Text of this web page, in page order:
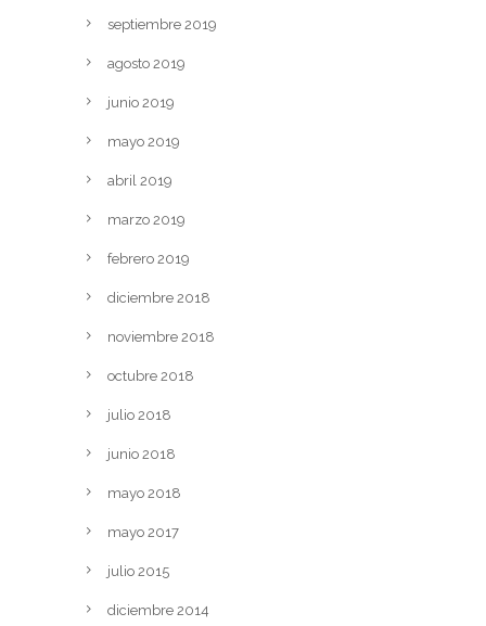
septiembre 2019
agosto 2019
junio 2019
mayo 2019
abril 2019
marzo 2019
febrero 2019
diciembre 2018
noviembre 2018
octubre 2018
julio 2018
junio 2018
mayo 2018
mayo 2017
julio 2015
diciembre 2014